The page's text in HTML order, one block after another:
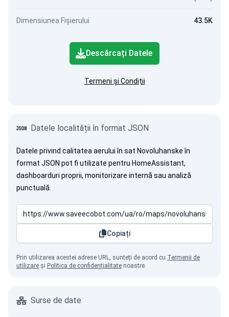
Dimensiunea Fișierului 43.5K
Descărcați Datele
Termeni și Condiții
Datele localității în format JSON
Datele privind calitatea aerului în sat Novoluhanske în
format JSON pot fi utilizate pentru HomeAssistant,
dashboarduri proprii, monitorizare internă sau analiză
punctuală.
Copiați
Prin utilizarea acestei adrese URL, sunteți de acord cu Termenii de
utilizare și Politica de confidențialitate noastre.
Surse de date